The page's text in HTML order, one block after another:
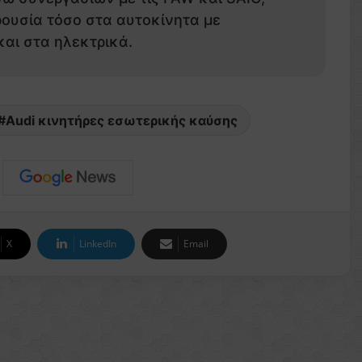
τόσο στα αυτοκίνητα με
στα ηλεκτρικά.
Audi κινητήρες εσωτερικής καύσης
X LinkedIn Email